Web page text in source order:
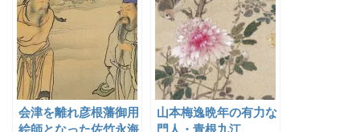
会津を離れ彦根藩御用
山本梅逸晩年の有力な